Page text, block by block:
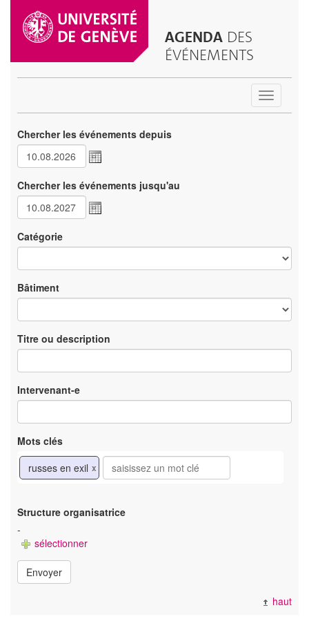
AGENDA DES
ÉVÉNEMENTS
Toggle
Chercher les événements depuis
Chercher les événements jusqu'au
Catégorie
Bâtiment
Titre ou description
Intervenant-e
Mots clés
russes en exil x
Structure organisatrice
-
sélectionner
Envoyer
haut